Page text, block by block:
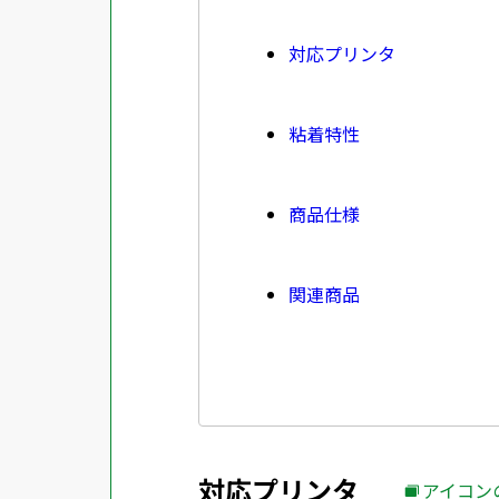
対応プリンタ
粘着特性
商品仕様
関連商品
対応プリンタ アイコン